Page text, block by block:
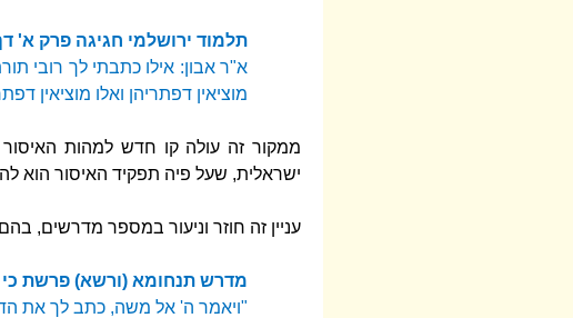
תלמוד ירושלמי חגיגה פרק א'
א"ר אבון: אילו כתבתי לך רובי
מוציאין דפתריהן ואלו מוציאין
ממקור זה עולה קו חדש למהות
ישראלית, שעל פיה תפקיד האיסור הוא
עניין זה חוזר וניעור במספר מדרשים,
מדרש תנחומא (ורשא) פרשת
"ויאמר ה' אל משה, כתב לך את